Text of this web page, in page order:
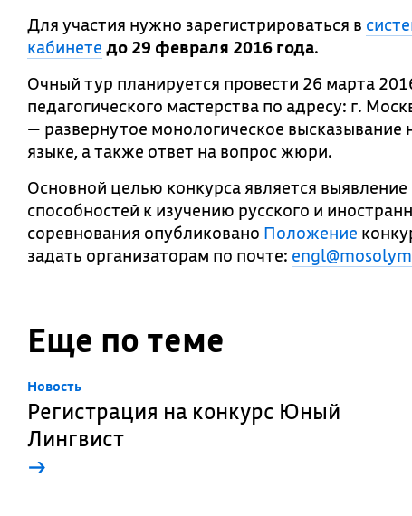
Для участия нужно зарегистрироваться в
кабинете до 29 февраля 2016 года.
Очный тур планируется провести 26 марта
педагогического мастерства по адресу: г.
— развернутое монологическое высказывание
языке, а также ответ на вопрос жюри.
Основной целью конкурса является
способностей к изучению русского и
соревнования опубликовано Положение
задать организаторам по почте:
Еще по теме
Новость
Регистрация на конкурс Юный
Лингвист
→